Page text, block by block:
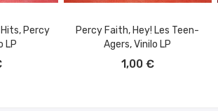
Percy
LP
Percy Faith, Hey! Les Teen-
Agers, Vinilo LP
1,00 €